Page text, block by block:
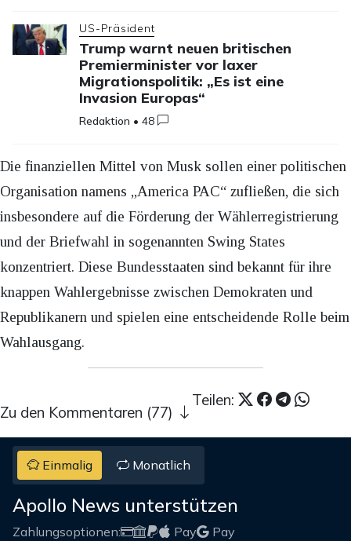
US-Präsident
Trump warnt neuen britischen
Premierminister vor laxer
Migrationspolitik: „Es ist eine
Invasion Europas“
Redaktion •48
Die finanziellen Mittel von Musk sollen einer politischen
Organisation namens „America PAC“ zufließen, die sich
insbesondere auf die Förderung der Wählerregistrierung
und der Briefwahl in sogenannten Swing States
konzentriert. Diese Bundesstaaten sind bekannt für ihre
knappen Wahlergebnisse zwischen Demokraten und
Republikanern und spielen eine entscheidende Rolle beim
Wahlausgang.
Teilen:
Zu den Kommentaren (77)
Einmalig Monatlich
Apollo News unterstützen
Zahlungsoptionen: Pay
Pay